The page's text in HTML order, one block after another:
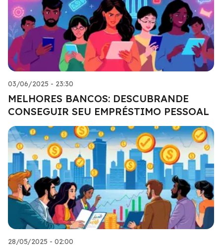
03/06/2025 - 23:30
MELHORES BANCOS: DESCUBRANDE
CONSEGUIR SEU EMPRÉSTIMO PESSOAL
28/05/2025 - 02:00